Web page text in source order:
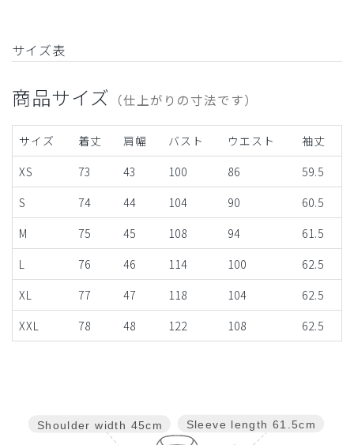
サイズ表
商品サイズ （仕上がりの寸法です）
サイズ 着丈 肩幅 バスト ウエスト
袖丈
XS
73 43 100 86
59.5
S
74 44 104 90
60.5
M
75 45 108 94
61.5
L
76 46 114 100
62.5
XL
77 47 118 104
62.5
XXL
78 48 122 108 62.5
Sleeve length 61.5cm
Shoulder width 45cm